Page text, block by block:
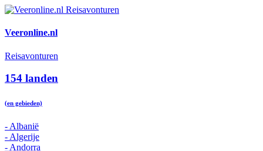
Veeronline.nl
Reisavonturen
154 landen
(en gebieden)
- Albanië
- Algerije
- Andorra